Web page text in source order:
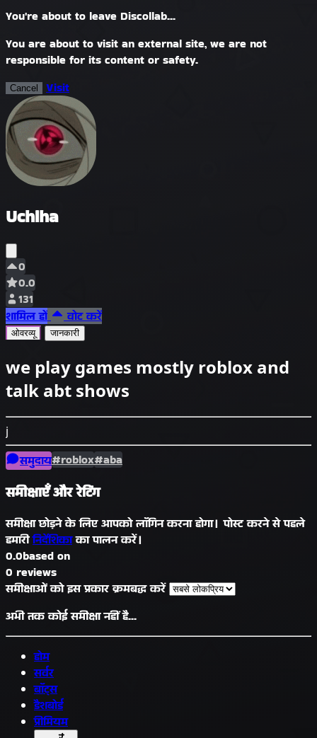
You're about to leave Discollab...
You are about to visit an external site, we are not
responsible for its content or safety.
Cancel Visit
Uchiha
0
0.0
131
शामिल हों
वोट करें
ओवरव्यू जानकारी
we play games mostly roblox and
talk abt shows
j
समुदाय#roblox#aba
समीक्षाएँ और रेटिंग
समीक्षा छोड़ने के लिए आपको लॉगिन करना होगा। पोस्ट करने से पहले
हमारीनिर्देशिकाका पालन करें।
0.0based on
0 reviews
समीक्षाओं को इस प्रकार क्रमबद्ध करें
अभी तक कोई समीक्षा नहीं है...
होम
सर्वर
बॉट्स
डैशबोर्ड
प्रीमियम